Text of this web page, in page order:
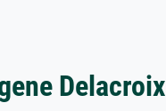
Delacroix